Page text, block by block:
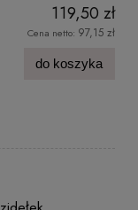
119,50 zł
Cena netto: 97,15 zł
do koszyka